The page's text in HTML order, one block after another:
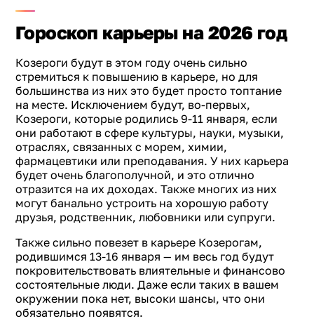
Гороскоп карьеры на 2026 год
Козероги будут в этом году очень сильно
стремиться к повышению в карьере, но для
большинства из них это будет просто топтание
на месте. Исключением будут, во-первых,
Козероги, которые родились 9-11 января, если
они работают в сфере культуры, науки, музыки,
отраслях, связанных с морем, химии,
фармацевтики или преподавания. У них карьера
будет очень благополучной, и это отлично
отразится на их доходах. Также многих из них
могут банально устроить на хорошую работу
друзья, родственник, любовники или супруги.
Также сильно повезет в карьере Козерогам,
родившимся 13-16 января — им весь год будут
покровительствовать влиятельные и финансово
состоятельные люди. Даже если таких в вашем
окружении пока нет, высоки шансы, что они
обязательно появятся.